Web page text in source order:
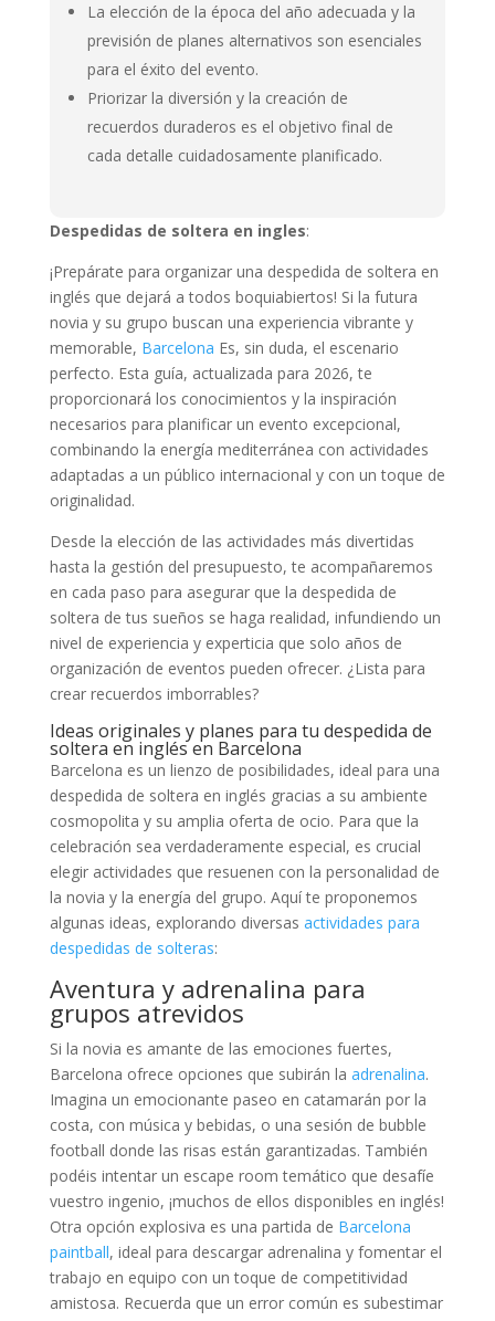
La elección de la época del año adecuada y la
previsión de planes alternativos son esenciales
para el éxito del evento.
Priorizar la diversión y la creación de
recuerdos duraderos es el objetivo final de
cada detalle cuidadosamente planificado.
Despedidas de soltera en ingles:
¡Prepárate para organizar una despedida de soltera en
inglés que dejará a todos boquiabiertos! Si la futura
novia y su grupo buscan una experiencia vibrante y
memorable, Barcelona Es, sin duda, el escenario
perfecto. Esta guía, actualizada para 2026, te
proporcionará los conocimientos y la inspiración
necesarios para planificar un evento excepcional,
combinando la energía mediterránea con actividades
adaptadas a un público internacional y con un toque de
originalidad.
Desde la elección de las actividades más divertidas
hasta la gestión del presupuesto, te acompañaremos
en cada paso para asegurar que la despedida de
soltera de tus sueños se haga realidad, infundiendo un
nivel de experiencia y experticia que solo años de
organización de eventos pueden ofrecer. ¿Lista para
crear recuerdos imborrables?
Ideas originales y planes para tu despedida de
soltera en inglés en Barcelona
Barcelona es un lienzo de posibilidades, ideal para una
despedida de soltera en inglés gracias a su ambiente
cosmopolita y su amplia oferta de ocio. Para que la
celebración sea verdaderamente especial, es crucial
elegir actividades que resuenen con la personalidad de
la novia y la energía del grupo. Aquí te proponemos
algunas ideas, explorando diversas actividades para
despedidas de solteras:
Aventura y adrenalina para
grupos atrevidos
Si la novia es amante de las emociones fuertes,
Barcelona ofrece opciones que subirán la adrenalina.
Imagina un emocionante paseo en catamarán por la
costa, con música y bebidas, o una sesión de bubble
football donde las risas están garantizadas. También
podéis intentar un escape room temático que desafíe
vuestro ingenio, ¡muchos de ellos disponibles en inglés!
Otra opción explosiva es una partida de Barcelona
paintball, ideal para descargar adrenalina y fomentar el
trabajo en equipo con un toque de competitividad
amistosa. Recuerda que un error común es subestimar